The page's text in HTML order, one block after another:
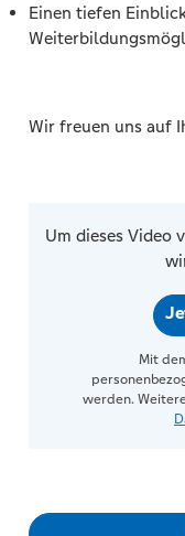
Einen tiefen
Wir freuen uns auf
Um dieses Video
Mit
werden.